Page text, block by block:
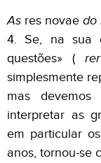
As res novae do
4. Se, na sua
questões» (
simplesmente
mas
interpretar as
em particular
anos, tornou-se